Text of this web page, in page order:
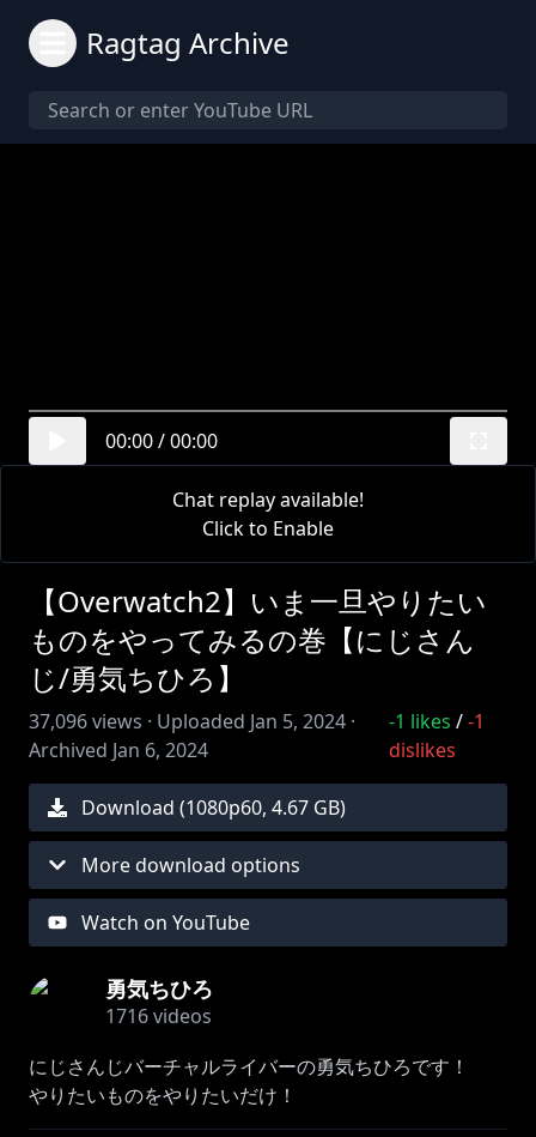
Ragtag Archive
00:00/00:00
Chat replay available!
Click to Enable
【Overwatch2】いま一旦やりたい
ものをやってみるの巻【にじさん
じ/勇気ちひろ】
37,096views · Uploaded Jan 5, 2024 ·
Archived Jan 6, 2024
-1 likes /-1
dislikes
Download (1080p60, 4.67 GB)
More download options
Watch on YouTube
勇気ちひろ
1716videos
にじさんじバーチャルライバーの勇気ちひろです！
やりたいものをやりたいだけ！